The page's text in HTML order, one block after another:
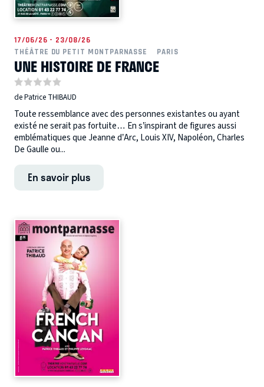
17/06/26 - 23/08/26
THÉÂTRE DU PETIT MONTPARNASSE
PARIS
UNE HISTOIRE DE FRANCE
de Patrice THIBAUD
Toute ressemblance avec des personnes existantes ou ayant
existé ne serait pas fortuite… En s’inspirant de figures aussi
emblématiques que Jeanne d’Arc, Louis XIV, Napoléon, Charles
De Gaulle ou...
En savoir plus